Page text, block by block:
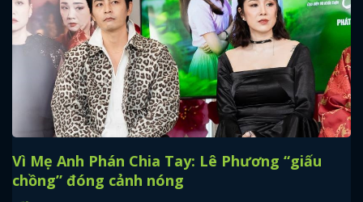
Vì Mẹ Anh Phán Chia Tay: Lê Phương “giấu
chồng” đóng cảnh nóng